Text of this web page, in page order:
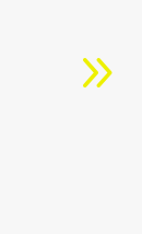
9